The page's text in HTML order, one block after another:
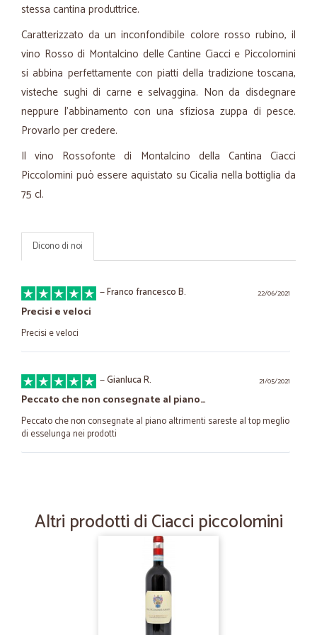
stessa cantina produttrice.
Caratterizzato da un inconfondibile colore rosso rubino, il
vino Rosso di Montalcino delle Cantine Ciacci e Piccolomini
si abbina perfettamente con piatti della tradizione toscana,
visteche sughi di carne e selvaggina. Non da disdegnare
neppure l'abbinamento con una sfiziosa zuppa di pesce.
Provarlo per credere.
Il vino Rossofonte di Montalcino della Cantina Ciacci
Piccolomini può essere aquistato su Cicalia nella bottiglia da
75 cl.
Dicono di noi
22/06/2021
—Franco francesco B.
Precisi e veloci
Precisi e veloci
21/05/2021
—Gianluca R.
Peccato che non consegnate al piano…
Peccato che non consegnate al piano altrimenti sareste al top meglio
di esselunga nei prodotti
tutto perfetto , tempi velocissimi, imballi perfetti, qualità ottima
Francesco B.
LA MIA VALUTAZIONE E' 5 IL MASSIMO…
LA MIA VALUTAZIONE E' 5 IL MASSIMO SEMPRE PUNTUALI SEMPRE
CONSERVATA BENE REFRIGERATA E SOPRATUTTO MERCE
Altri prodotti di Ciacci piccolomini